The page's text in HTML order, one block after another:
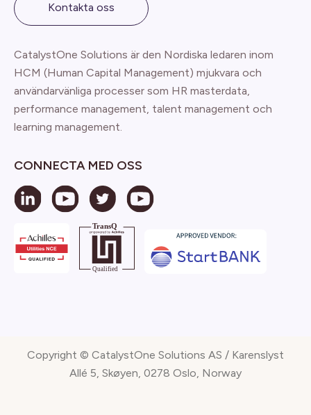
Kontakta oss
CatalystOne Solutions är den Nordiska ledaren inom
HCM (Human Capital Management) mjukvara och
användarvänliga processer som HR masterdata,
performance management, talent management och
learning management.
CONNECTA MED OSS
Copyright © CatalystOne Solutions AS / Karenslyst
Allé 5, Skøyen, 0278 Oslo, Norway